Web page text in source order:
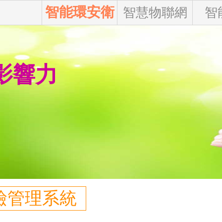
智能環安衛 智慧物聯網 智
響力
理系統